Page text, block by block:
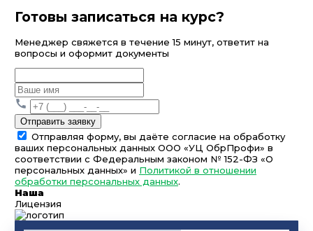
Готовы записаться на курс?
Менеджер свяжется в течение 15 минут, ответит на
вопросы и оформит документы
Отправить заявку
Отправляя форму, вы даёте согласие на обработку
ваших персональных данных ООО «УЦ ОбрПрофи» в
соответствии с Федеральным законом № 152-ФЗ «О
персональных данных» и Политикой в отношении
обработки персональных данных.
Наша
Лицензия